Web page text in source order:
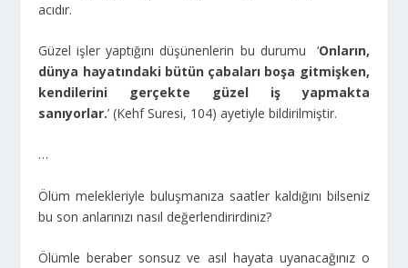
acıdır.
Güzel işler yaptığını düşünenlerin bu durumu ‘Onların,
dünya hayatındaki bütün çabaları boşa gitmişken,
kendilerini gerçekte güzel iş yapmakta
sanıyorlar.’ (Kehf Suresi, 104) ayetiyle bildirilmiştir.
…
Ölüm melekleriyle buluşmanıza saatler kaldığını bilseniz
bu son anlarınızı nasıl değerlendirirdiniz?
Ölümle beraber sonsuz ve asıl hayata uyanacağınız o